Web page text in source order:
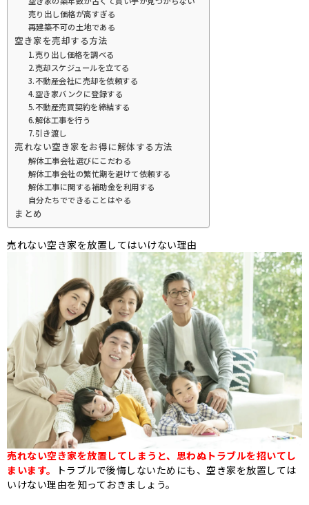
売り出し価格が高すぎる
再建築不可の土地である
空き家を売却する方法
1.売り出し価格を調べる
2.売却スケジュールを立てる
3.不動産会社に売却を依頼する
4.空き家バンクに登録する
5.不動産売買契約を締結する
6.解体工事を行う
7.引き渡し
売れない空き家をお得に解体する方法
解体工事会社選びにこだわる
解体工事会社の繁忙期を避けて依頼する
解体工事に関する補助金を利用する
自分たちでできることはやる
まとめ
売れない空き家を放置してはいけない理由
売れない空き家を放置してしまうと、思わぬトラブルを招いてし
まいます。
トラブルで後悔しないためにも、空き家を放置しては
いけない理由を知っておきましょう。